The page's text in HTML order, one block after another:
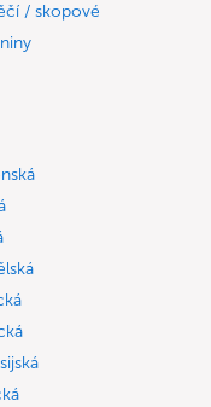
/ skopové